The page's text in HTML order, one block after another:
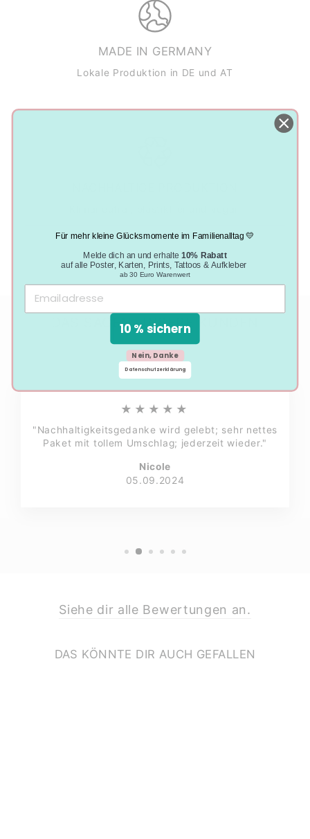
MADE IN GERMANY
Lokale Produktion in DE und AT
DAS SAGEN UNSERE KUNDEN
★★★★★
"Nachhaltigkeitsgedanke wird gelebt; sehr nettes
Paket mit tollem Umschlag; jederzeit wieder."
Nicole
05.09.2024
Siehe dir alle Bewertungen an.
DAS KÖNNTE DIR AUCH GEFALLEN
Für mehr kleine Glücksmomente im Familienalltag 💛
Melde dich an und erhalte10% Rabatt
auf alle Poster, Karten, Prints, Tattoos & Aufkleber
ab 30 Euro Warenwert
10 % sichern
Nein, Danke
Datenschutzerklärung